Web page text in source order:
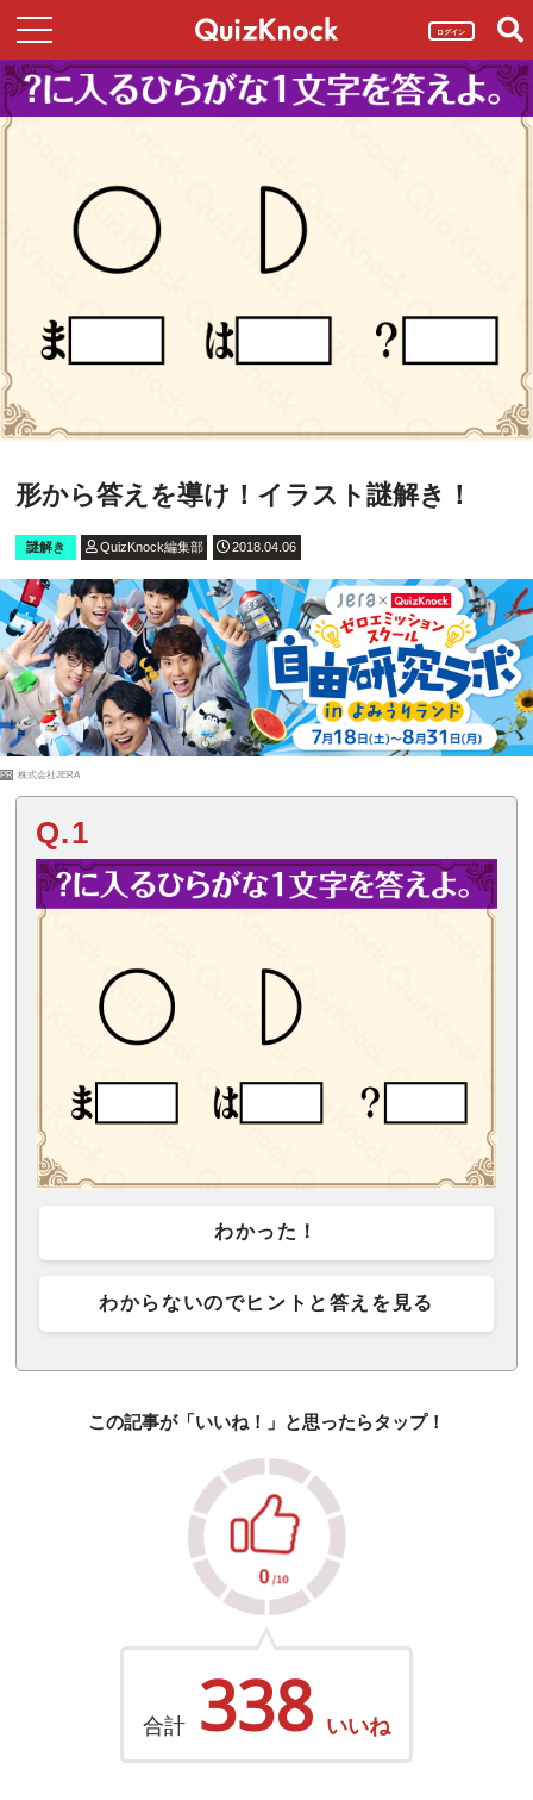
ログイン
形から答えを導け！イラスト謎解き！
謎解き QuizKnock編集部 2018.04.06
PR 株式会社JERA
Q.1
わかった！
わからないのでヒントと答えを見る
この記事が「いいね！」と思ったらタップ！
合計 338 いいね